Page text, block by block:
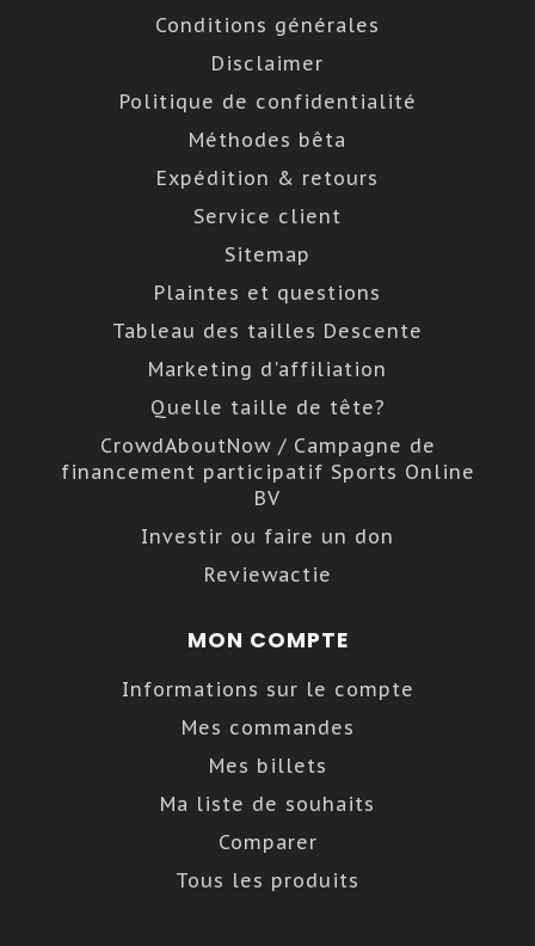
Conditions générales
Disclaimer
Politique de confidentialité
Méthodes bêta
Expédition & retours
Service client
Sitemap
Plaintes et questions
Tableau des tailles Descente
Marketing d'affiliation
Quelle taille de tête?
CrowdAboutNow / Campagne de
financement participatif Sports Online
BV
Investir ou faire un don
Reviewactie
MON COMPTE
Informations sur le compte
Mes commandes
Mes billets
Ma liste de souhaits
Comparer
Tous les produits